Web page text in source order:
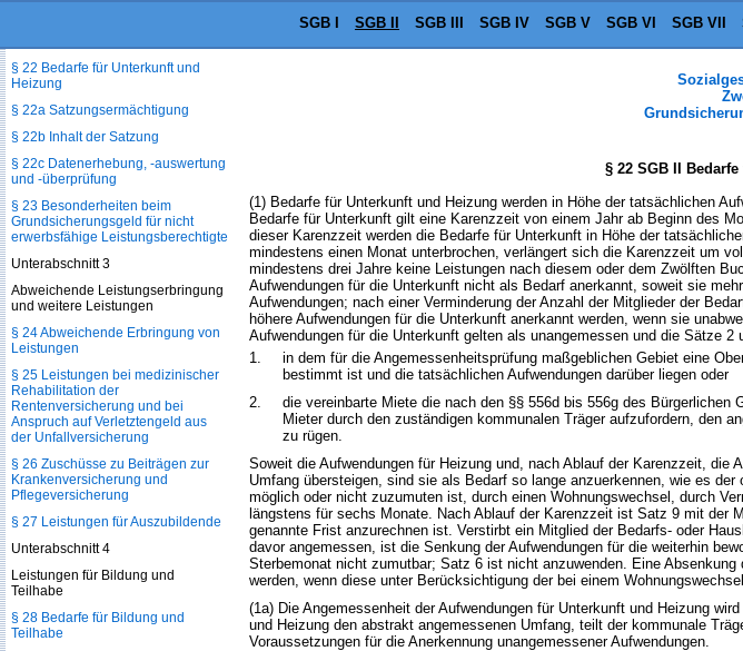
SGB I SGB II SGB III SGB IV SGB V SGB VI SGB VII
§ 22 SGB II
(1) Bedarfe für Unterkunft und Heizung werden in Höhe der tatsächlichen
Bedarfe für Unterkunft gilt eine Karenzzeit von einem Jahr ab Beginn des
dieser Karenzzeit werden die Bedarfe für Unterkunft in Höhe der
mindestens einen Monat unterbrochen, verlängert sich die Karenzzeit um
mindestens drei Jahre keine Leistungen nach diesem oder dem Zwölften
Aufwendungen für die Unterkunft nicht als Bedarf anerkannt, soweit sie
Aufwendungen; nach einer Verminderung der Anzahl der Mitglieder der
höhere Aufwendungen für die Unterkunft anerkannt werden, wenn sie
Aufwendungen für die Unterkunft gelten als unangemessen und die Sätze 2
1.
in dem für die Angemessenheitsprüfung maßgeblichen Gebiet eine
bestimmt ist und die tatsächlichen Aufwendungen darüber liegen oder
2.
die vereinbarte Miete die nach den §§ 556d bis 556g des
Mieter durch den zuständigen kommunalen Träger aufzufordern, den
zu rügen.
Soweit die Aufwendungen für Heizung und, nach Ablauf der Karenzzeit,
Umfang übersteigen, sind sie als Bedarf so lange anzuerkennen, wie es
möglich oder nicht zuzumuten ist, durch einen Wohnungswechsel, durch
längstens für sechs Monate. Nach Ablauf der Karenzzeit ist Satz 9 mit der
genannte Frist anzurechnen ist. Verstirbt ein Mitglied der Bedarfs- oder
davor angemessen, ist die Senkung der Aufwendungen für die weiterhin
Sterbemonat nicht zumutbar; Satz 6 ist nicht anzuwenden. Eine
werden, wenn diese unter Berücksichtigung der bei einem
(1a) Die Angemessenheit der Aufwendungen für Unterkunft und Heizung
und Heizung den abstrakt angemessenen Umfang, teilt der kommunale
Voraussetzungen für die Anerkennung unangemessener Aufwendungen.
§ 22 Bedarfe für Unterkunft und
Heizung
§ 22a Satzungsermächtigung
§ 22b Inhalt der Satzung
§ 22c Datenerhebung, -auswertung
und -überprüfung
§ 23 Besonderheiten beim
Grundsicherungsgeld für nicht
erwerbsfähige Leistungsberechtigte
Unterabschnitt 3
Abweichende Leistungserbringung
und weitere Leistungen
§ 24 Abweichende Erbringung von
Leistungen
§ 25 Leistungen bei medizinischer
Rehabilitation der
Rentenversicherung und bei
Anspruch auf Verletztengeld aus
der Unfallversicherung
§ 26 Zuschüsse zu Beiträgen zur
Krankenversicherung und
Pflegeversicherung
§ 27 Leistungen für Auszubildende
Unterabschnitt 4
Leistungen für Bildung und
Teilhabe
§ 28 Bedarfe für Bildung und
Teilhabe